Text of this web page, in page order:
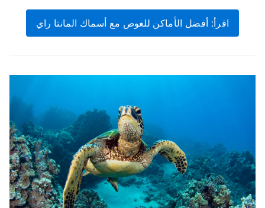
اقرأ: أفضل الأماكن للغوص مع أسماك المانتا راي